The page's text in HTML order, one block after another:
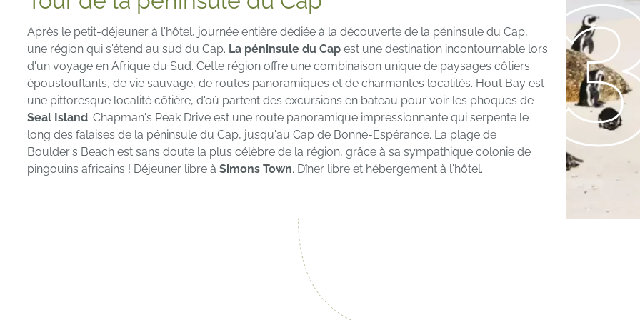
Après le petit-déjeuner à l'hôtel, journée entière dédiée à la découverte de la péninsule du Cap,
une région qui s'étend au sud du Cap. La péninsule du Cap est une destination incontournable lors
d'un voyage en Afrique du Sud. Cette région offre une combinaison unique de paysages côtiers
époustouflants, de vie sauvage, de routes panoramiques et de charmantes localités. Hout Bay est
une pittoresque localité côtière, d'où partent des excursions en bateau pour voir les phoques de
Seal Island. Chapman's Peak Drive est une route panoramique impressionnante qui serpente le
long des falaises de la péninsule du Cap, jusqu'au Cap de Bonne-Espérance. La plage de
Boulder's Beach est sans doute la plus célèbre de la région, grâce à sa sympathique colonie de
pingouins africains ! Déjeuner libre à Simons Town. Dîner libre et hébergement à l'hôtel.